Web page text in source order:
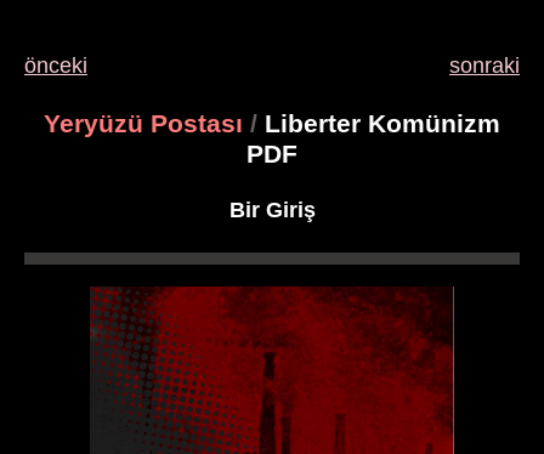
önceki sonraki
Yeryüzü Postası / Liberter Komünizm
PDF
Bir Giriş